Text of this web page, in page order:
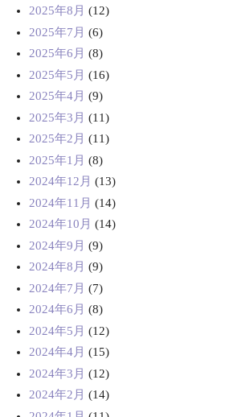
2025年8月 (12)
2025年7月 (6)
2025年6月 (8)
2025年5月 (16)
2025年4月 (9)
2025年3月 (11)
2025年2月 (11)
2025年1月 (8)
2024年12月 (13)
2024年11月 (14)
2024年10月 (14)
2024年9月 (9)
2024年8月 (9)
2024年7月 (7)
2024年6月 (8)
2024年5月 (12)
2024年4月 (15)
2024年3月 (12)
2024年2月 (14)